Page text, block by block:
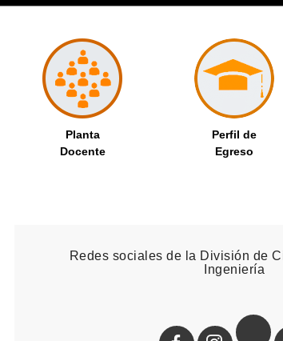
Planta
Docente
Perfil de
Egreso
Redes sociales de la División de
Ingeniería